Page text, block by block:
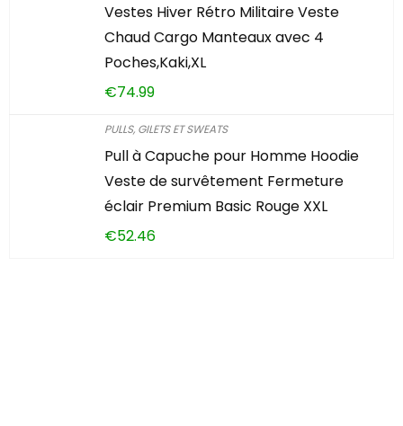
Vestes Hiver Rétro Militaire Veste
Chaud Cargo Manteaux avec 4
Poches,Kaki,XL
€74.99
PULLS, GILETS ET SWEATS
Pull à Capuche pour Homme Hoodie
Veste de survêtement Fermeture
éclair Premium Basic Rouge XXL
€52.46